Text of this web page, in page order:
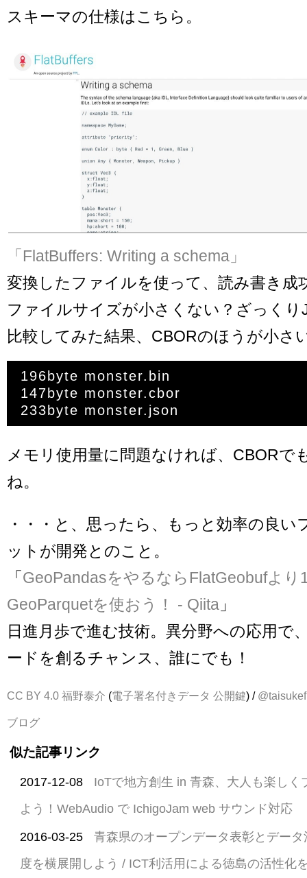
スキーマの仕様はこちら。
「FlatBuffers: Writing a schema」
変換したファイルを使って、読み書き成
ファイルサイズが小さくない？ざっくり
比較してみた結果、CBORのほうが小さ
196byte monster.bin
147byte monster.cbor
メモリ使用量に問題なければ、CBORで
ね。
・・・と、思ったら、もっと効率の良い
ットが開発とのこと。
「GeoPandasをやるならFlatGeobufより
GeoParquetを使おう！ - Qiita 」
日進月歩で進む技術。異分野への応用で
ードを創るチャンス、誰にでも！
CC BY 4.0 福野泰介 (電子署名付きデータ 公開鍵) / @taisukef
ブログ
似た記事リンク
2017-12-08
IoTで地方創生 in 青森、大人も楽しく
よう！WebAudio で IchigoJam web サウンド対応
2016-03-25
青森県のオープンデータ表彰とデー
度を横展開しよう / ICT利活用による徳島の活性化